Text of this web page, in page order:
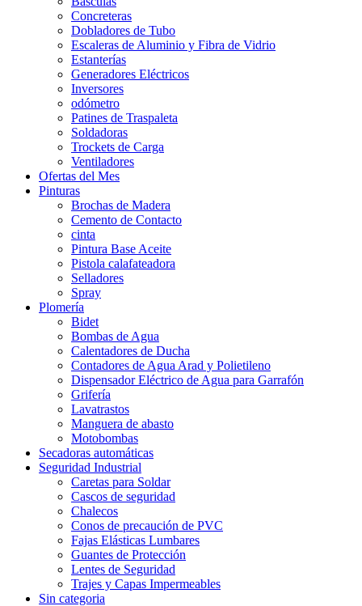
Concreteras
Dobladores de Tubo
Escaleras de Aluminio y Fibra de Vidrio
Estanterías
Generadores Eléctricos
Inversores
odómetro
Patines de Traspaleta
Soldadoras
Trockets de Carga
Ventiladores
Ofertas del Mes
Pinturas
Brochas de Madera
Cemento de Contacto
cinta
Pintura Base Aceite
Pistola calafateadora
Selladores
Spray
Plomería
Bidet
Bombas de Agua
Calentadores de Ducha
Contadores de Agua Arad y Polietileno
Dispensador Eléctrico de Agua para Garrafón
Grifería
Lavatrastos
Manguera de abasto
Motobombas
Secadoras automáticas
Seguridad Industrial
Caretas para Soldar
Cascos de seguridad
Chalecos
Conos de precaución de PVC
Fajas Elásticas Lumbares
Guantes de Protección
Lentes de Seguridad
Trajes y Capas Impermeables
Sin categoria